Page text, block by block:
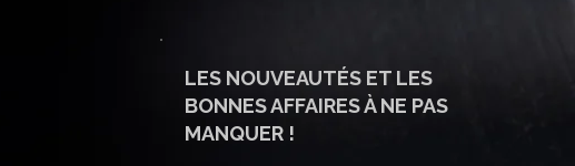
LES NOUVEAUTÉS ET LES
BONNES AFFAIRES À NE PAS
MANQUER !